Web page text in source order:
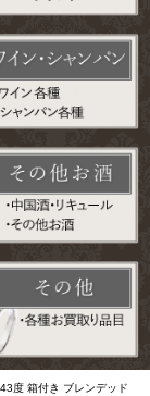
度 箱付き ブレンデッド